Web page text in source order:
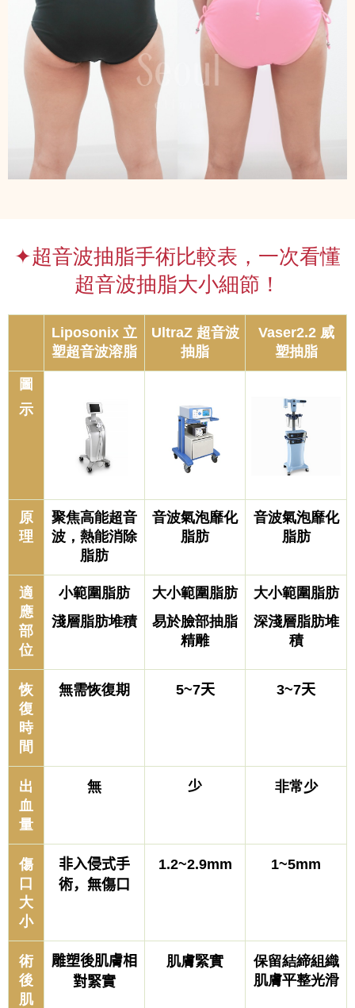
✦超音波抽脂手術比較表，一次看懂
超音波抽脂大小細節！
Liposonix 立
塑超音波溶脂
UltraZ 超音波
抽脂
Vaser2.2 威
塑抽脂
圖
示
原
理
聚焦高能超音
波， 熱能消除
脂肪
音波氣泡靡化
脂肪
音波氣泡靡化
脂肪
適
應
部
位
小範圍脂肪
淺層脂肪堆積
大小範圍脂肪
易於臉部抽脂
精雕
大小範圍脂肪
深淺層脂肪堆
積
恢
復
時
間
無需恢復期 5~7天 3~7天
出
血
量
無 少 非常少
傷
口
大
小
非入侵式手
術， 無傷口
1.2~2.9mm 1~5mm
術
後
肌
雕塑後肌膚相
對緊實
肌膚緊實
保留結締組織
肌膚平整光滑